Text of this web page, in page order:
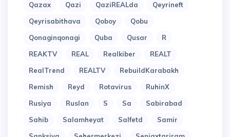
Qazax
Qazi QaziREALda
Qeyrineft
Qeyrisabithava
Qoboy
Qobu
Qonaginqonagi
Quba Qusar
R
REAKTV
REAL Realkiber
REALT
RealTrend
REALTV
RebuildKarabakh
Remish
Reyd Rotavirus
RuhinX
Rusiya
Ruslan S Sa
Sabirabad
Sahib
Salamheyat Salfetd
Samir